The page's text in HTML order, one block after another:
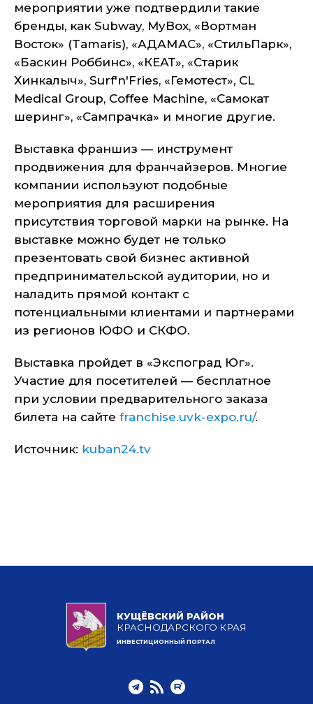
мероприятии уже подтвердили такие
бренды, как Subway, MyBox, «Вортман
Восток» (Tamaris), «АДАМАС», «СтильПарк»,
«Баскин Роббинс», «КЕАТ», «Старик
Хинкалыч», Surf'n'Fries, «Гемотест», CL
Medical Group, Coffee Machine, «Самокат
шеринг», «Сампрачка» и многие другие.
Выставка франшиз — инструмент
продвижения для франчайзеров. Многие
компании используют подобные
мероприятия для расширения
присутствия торговой марки на рынке. На
выставке можно будет не только
презентовать свой бизнес активной
предпринимательской аудитории, но и
наладить прямой контакт с
потенциальными клиентами и партнерами
из регионов ЮФО и СКФО.
Выставка пройдет в «Экспоград Юг».
Участие для посетителей — бесплатное
при условии предварительного заказа
билета на сайте franchise.uvk-expo.ru/.
Источник: kuban24.tv
КУЩЁВСКИЙ РАЙОН
КРАСНОДАРСКОГО КРАЯ
ИНВЕСТИЦИОННЫЙ ПОРТАЛ